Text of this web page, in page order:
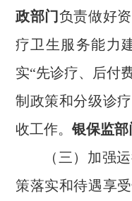
政部门负责做好
疗卫生服务能力
实“先诊疗、后付
制政策和分级诊疗
收工作。 银保监部
（三）加强
策落实和待遇享